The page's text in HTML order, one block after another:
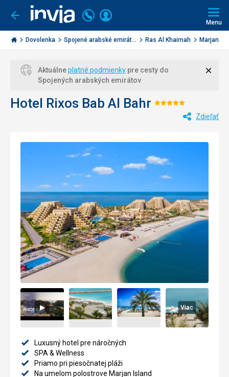
Ísť
späť
Invia.sk
Volajte
+421
2
3221
Prihlásiť
Menu
Dovolenka Spojené arabské emirát... Ras Al Khaimah Marjan
Aktuálneplatné podmienky pre cesty do
Spojených arabských emirátov
Hotel Rixos Bab Al Bahr Hodnotenie:
Zdieľať
Viac
Luxusný hotel pre náročných
SPA & Wellness
Priamo pri piesočnatej pláži
Na umelom polostrove Marjan Island